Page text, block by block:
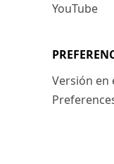
YouTube
Versión en